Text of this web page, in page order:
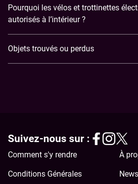
Pourquoi les vélos et trottinettes
autorisés à l’intérieur ?
Objets trouvés ou perdus
Comment s'y rendre À
Conditions Générales
Suivez-nous sur :